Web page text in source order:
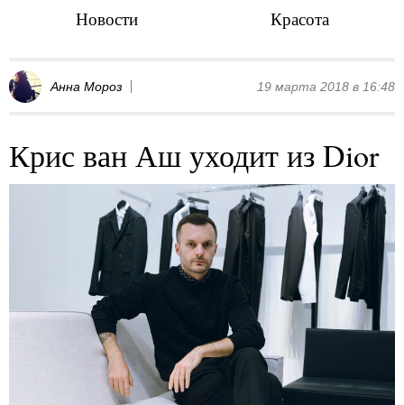
Новости Красота
Анна Мороз 19 марта 2018 в 16:48
Крис ван Аш уходит из Dior